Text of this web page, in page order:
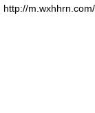
http://